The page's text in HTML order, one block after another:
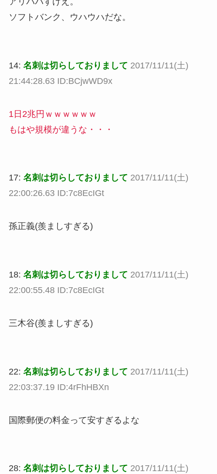
ソフトバンク、ウハウハだな。
14: 名刺は切らしておりまして 2017/11/11(土)
21:44:28.63 ID:BCjwWD9x
1日2兆円ｗｗｗｗｗｗ
もはや規模が違うな・・・
17: 名刺は切らしておりまして 2017/11/11(土)
22:00:26.63 ID:7c8EcIGt
孫正義(羨ましすぎる)
18: 名刺は切らしておりまして 2017/11/11(土)
22:00:55.48 ID:7c8EcIGt
三木谷(羨ましすぎる)
22: 名刺は切らしておりまして 2017/11/11(土)
22:03:37.19 ID:4rFhHBXn
国際郵便の料金って安すぎるよな
28: 名刺は切らしておりまして 2017/11/11(土)